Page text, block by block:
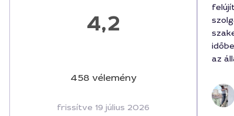
4,2
458 vélemény
frissítve 19 július 2026
az
a
a